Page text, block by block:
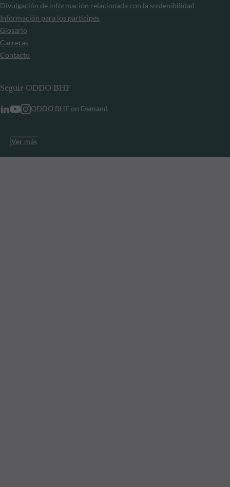
Divulgación de información relacionada con la sostenibilidad
Información para los partícipes
Glosario
Carreras
Contacto
Seguir ODDO BHF
ODDO BHF on Demand
Ver más